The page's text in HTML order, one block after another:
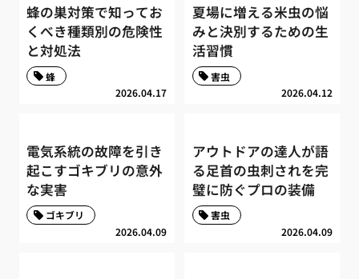
蜂の巣対策で知ってお
くべき種類別の危険性
と対処法
2026.04.17
蜂
夏場に増える米虫の悩
みと決別するための生
活習慣
2026.04.12
害虫
電気系統の故障を引き
起こすゴキブリの意外
な実害
2026.04.09
ゴキブリ
アウトドアの達人が語
る足首の虫刺されを完
璧に防ぐプロの装備
2026.04.09
害虫